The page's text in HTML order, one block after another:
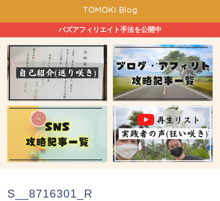
TOMOKI Blog
バズアフィリエイト手法を公開中
S__8716301_R